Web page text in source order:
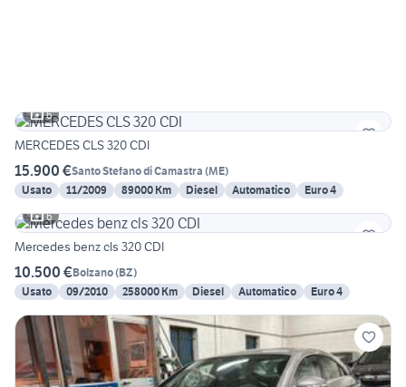
6
MERCEDES CLS 320 CDI
15.900 €Santo Stefano di Camastra (ME)
Usato
11/2009 89000 Km Diesel Automatico
Euro 4
6
Mercedes benz cls 320 CDI
10.500 €Bolzano(BZ)
Usato
09/2010 258000 Km Diesel Automatico Euro 4